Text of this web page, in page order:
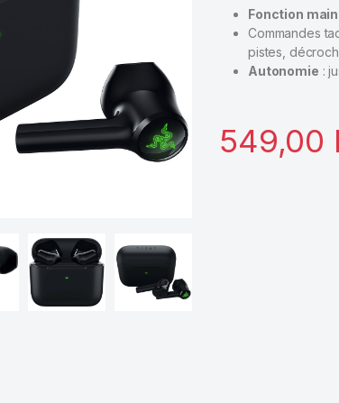
Fonction
Commandes
pistes,
Autonomie :
549,00